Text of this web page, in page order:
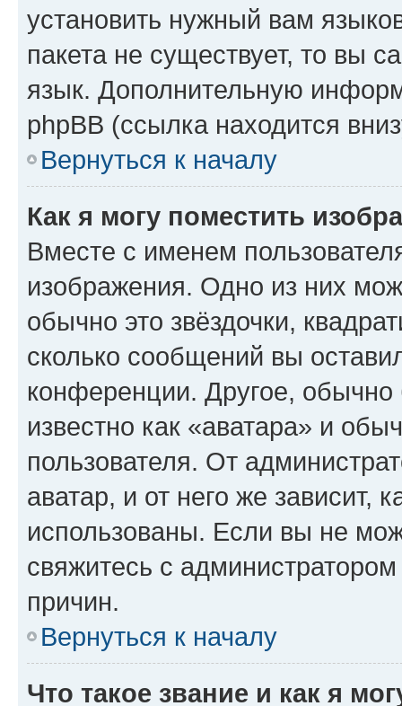
установить нужный вам
пакета не существует, то вы
язык. Дополнительную
phpBB (ссылка находится
Вернуться к началу
Как я могу поместить
Вместе с именем
изображения. Одно из них
обычно это звёздочки,
сколько сообщений вы
конференции. Другое,
известно как «аватара» и
пользователя. От
аватар, и от него же зависит,
использованы. Если вы не
свяжитесь с
причин.
Вернуться к началу
Что такое звание и как я